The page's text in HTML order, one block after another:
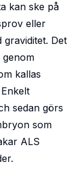
kan ske på
eller
Det
kallas
sedan görs
som
ALS